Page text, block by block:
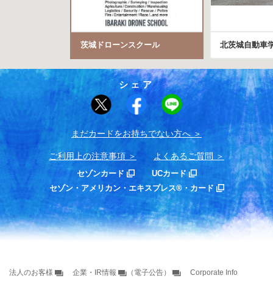
茨城ドローンスクール 北茨城自動車
シェア
まだカードをお持ちでない⽅へ
ご利用上の注意事項 よくあるご質問
セゾンカード
UCカード
セゾン・アメリカン・エキスプレス®・カード
法人のお客様 企業・IR情報 （電子公告） Corporate Info